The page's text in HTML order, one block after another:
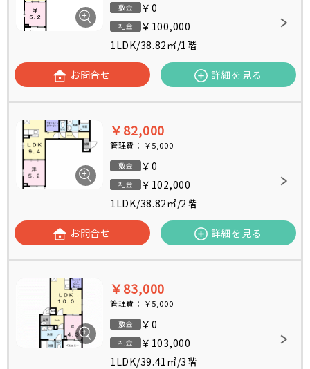
敷金 ￥0
礼金
￥100,000
1LDK/38.82㎡/1階
お問合せ 詳細を見る
￥82,000
管理費： ￥5,000
敷金 ￥0
礼金
￥102,000
1LDK/38.82㎡/2階
お問合せ 詳細を見る
￥83,000
管理費： ￥5,000
敷金 ￥0
礼金
￥103,000
1LDK/39.41㎡/3階